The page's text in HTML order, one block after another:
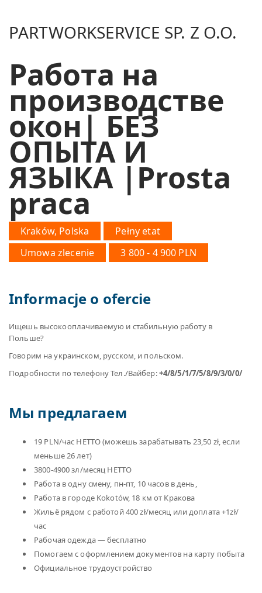
PARTWORKSERVICE SP. Z O.O.
Работа на
производстве
окон| БЕЗ
ОПЫТА И
ЯЗЫКА |Prosta
praca
Kraków, Polska
Pełny etat
Umowa zlecenie
3 800 - 4 900 PLN
Informacje o ofercie
Ищешь высокооплачиваемую и стабильную работу в
Польше?
Говорим на украинском, русском, и польском.
Подробности по телефону Teл./Вайбер:+4/8/5/1/7/5/8/9/3/0/0/
Мы предлагаем
19 PLN/час НЕТТО (можешь зарабатывать 23,50 zł, если
меньше 26 лет)
3800-4900 зл/месяц НЕТТО
Работа в одну смену, пн-пт, 10 часов в день,
Работа в городе Kokotów, 18 км от Кракова
Жильё рядом с работой 400 zł/месяц или доплата +1zł/
час
Рабочая одежда — бесплатно
Помогаем с оформлением документов на карту побыта
Официальное трудоустройство